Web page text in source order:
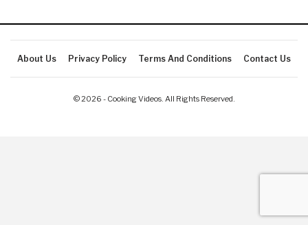
About Us Privacy Policy Terms And Conditions Contact Us
© 2026 - Cooking Videos. All Rights Reserved.